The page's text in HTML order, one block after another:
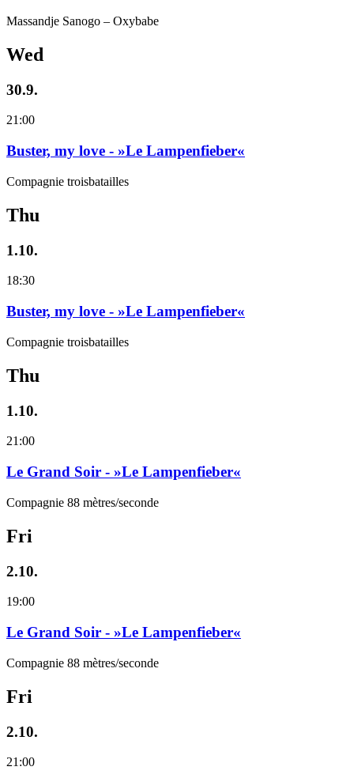
Massandje Sanogo – Oxybabe
Wed
30.9.
21:00
Buster, my love - »Le Lampenfieber«
Compagnie troisbatailles
Thu
1.10.
18:30
Buster, my love - »Le Lampenfieber«
Compagnie troisbatailles
Thu
1.10.
21:00
Le Grand Soir - »Le Lampenfieber«
Compagnie 88 mètres/seconde
Fri
2.10.
19:00
Le Grand Soir - »Le Lampenfieber«
Compagnie 88 mètres/seconde
Fri
2.10.
21:00